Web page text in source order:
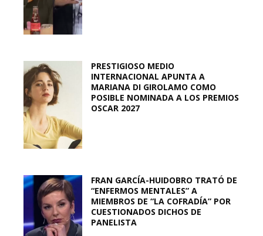
PRESTIGIOSO MEDIO
INTERNACIONAL APUNTA A
MARIANA DI GIROLAMO COMO
POSIBLE NOMINADA A LOS PREMIOS
OSCAR 2027
FRAN GARCÍA-HUIDOBRO TRATÓ DE
“ENFERMOS MENTALES” A
MIEMBROS DE “LA COFRADÍA” POR
CUESTIONADOS DICHOS DE
PANELISTA